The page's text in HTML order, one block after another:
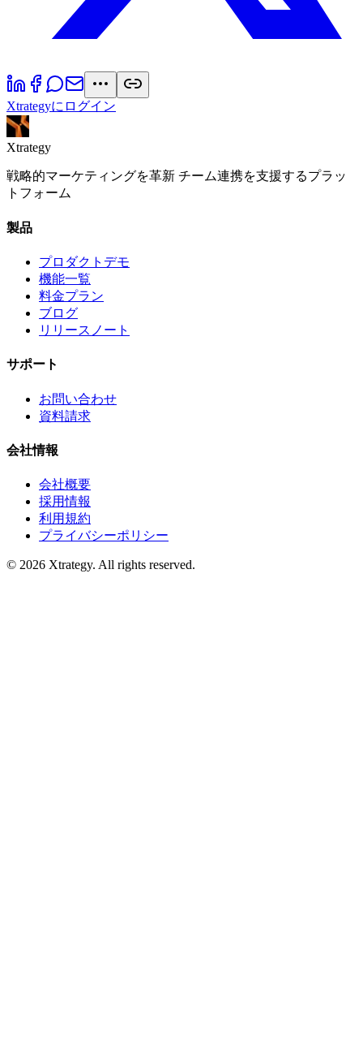
Xtrategyにログイン
Xtrategy
戦略的マーケティングを革新 チーム連携を支援するプラッ
トフォーム
製品
プロダクトデモ
機能一覧
料金プラン
ブログ
リリースノート
サポート
お問い合わせ
資料請求
会社情報
会社概要
採用情報
利用規約
プライバシーポリシー
© 2026 Xtrategy. All rights reserved.